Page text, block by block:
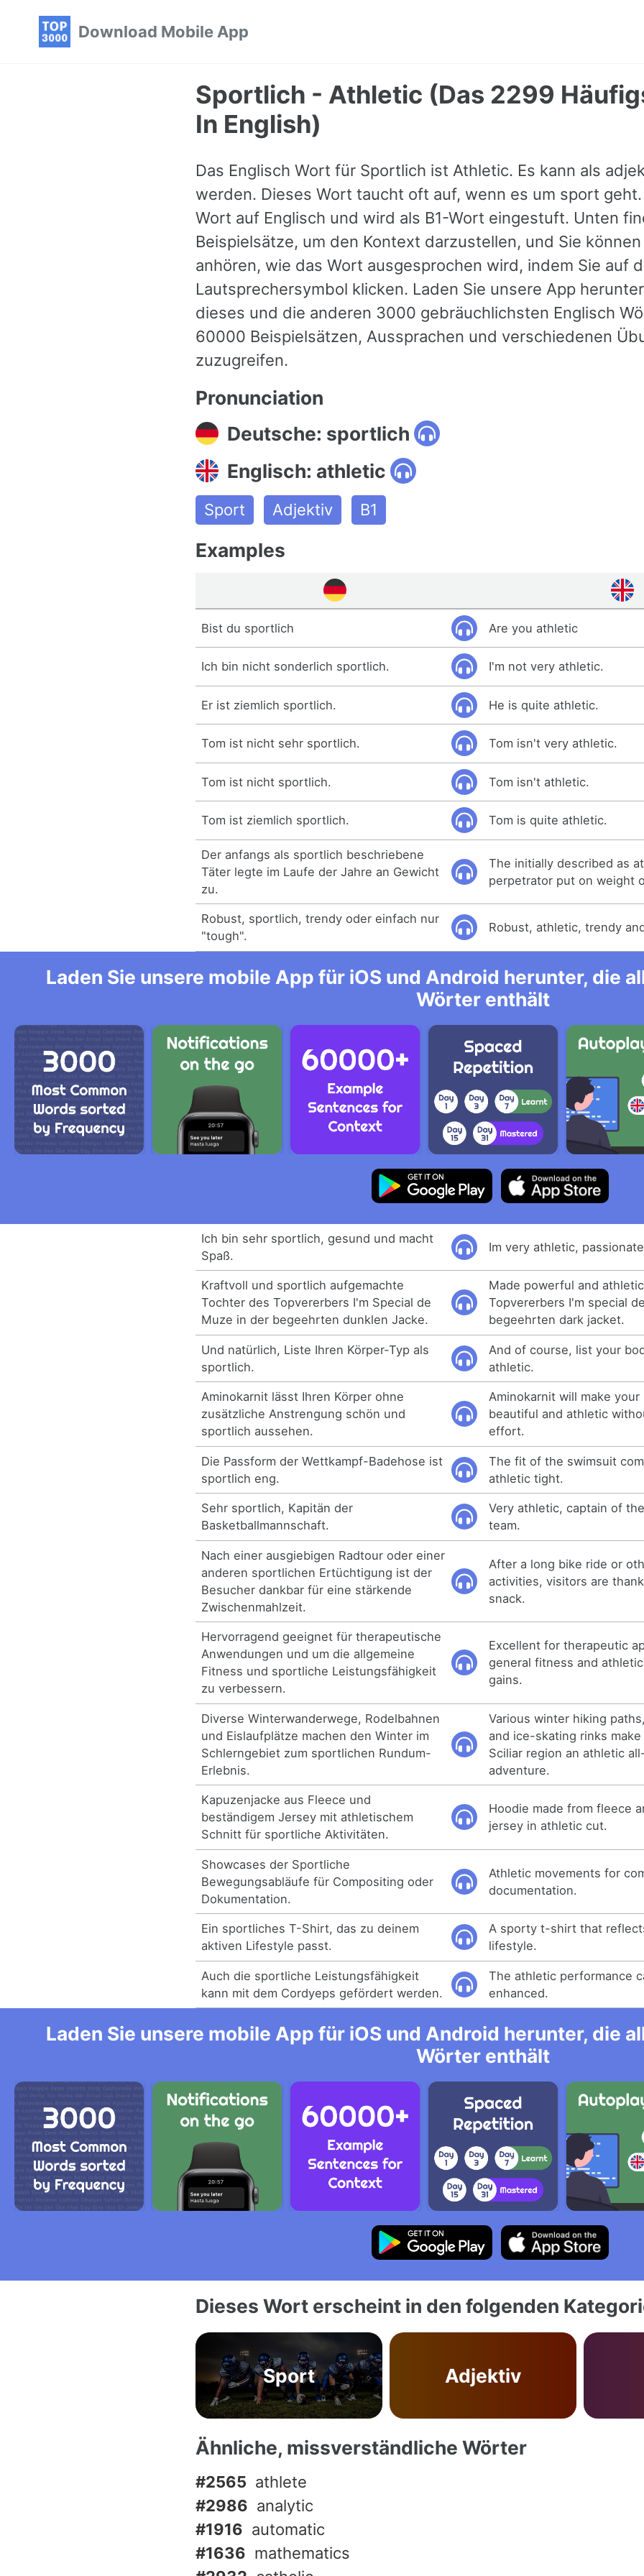
Download Mobile App
Sportlich - Athletic (Das 2299
In English)
Das Englisch Wort für Sportlich ist Athletic. Es kann als
werden. Dieses Wort taucht oft auf, wenn es um sport
Wort auf Englisch und wird als B1-Wort eingestuft. Unten
Beispielsätze, um den Kontext darzustellen, und Sie
anhören, wie das Wort ausgesprochen wird, indem Sie auf
Lautsprechersymbol klicken. Laden Sie unsere App
dieses und die anderen 3000 gebräuchlichsten Englisch
60000 Beispielsätzen, Aussprachen und verschiedenen
zuzugreifen.
Pronunciation
Deutsche: sportlich
Englisch: athletic
Sport Adjektiv B1
Examples
Bist du sportlich Are you athletic
Ich bin nicht sonderlich sportlich. I'm not very athletic.
Er ist ziemlich sportlich. He is quite athletic.
Tom ist nicht sehr sportlich. Tom isn't very athletic.
Tom ist nicht sportlich. Tom isn't athletic.
Tom ist ziemlich sportlich. Tom is quite athletic.
Der anfangs als sportlich beschriebene
Täter legte im Laufe der Jahre an Gewicht
zu.
The initially described as
perpetrator put on weight
Robust, sportlich, trendy oder einfach nur
"tough".
Robust, athletic, trendy
Laden Sie unsere mobile App für iOS und Android herunter, die
Wörter enthält
Ich bin sehr sportlich, gesund und macht
Spaß.
Im very athletic,
Kraftvoll und sportlich aufgemachte
Tochter des Topvererbers I'm Special de
Muze in der begeehrten dunklen Jacke.
Made powerful and
Topvererbers I'm special
begeehrten dark jacket.
Und natürlich, Liste Ihren Körper-Typ als
sportlich.
And of course, list your
athletic.
Aminokarnit lässt Ihren Körper ohne
zusätzliche Anstrengung schön und
sportlich aussehen.
Aminokarnit will make
beautiful and athletic
effort.
Die Passform der Wettkampf-Badehose ist
sportlich eng.
The fit of the swimsuit
athletic tight.
Sehr sportlich, Kapitän der
Basketballmannschaft.
Very athletic, captain of
team.
Nach einer ausgiebigen Radtour oder einer
anderen sportlichen Ertüchtigung ist der
Besucher dankbar für eine stärkende
Zwischenmahlzeit.
After a long bike ride or
activities, visitors are
snack.
Hervorragend geeignet für therapeutische
Anwendungen und um die allgemeine
Fitness und sportliche Leistungsfähigkeit
zu verbessern.
Excellent for therapeutic
general fitness and
gains.
Diverse Winterwanderwege, Rodelbahnen
und Eislaufplätze machen den Winter im
Schlerngebiet zum sportlichen Rundum-
Erlebnis.
Various winter hiking
and ice-skating rinks
Sciliar region an athletic
adventure.
Kapuzenjacke aus Fleece und
beständigem Jersey mit athletischem
Schnitt für sportliche Aktivitäten.
Hoodie made from fleece
jersey in athletic cut.
Showcases der Sportliche
Bewegungsabläufe für Compositing oder
Dokumentation.
Athletic movements for
documentation.
Ein sportliches T-Shirt, das zu deinem
aktiven Lifestyle passt.
A sporty t-shirt that
lifestyle.
Auch die sportliche Leistungsfähigkeit
kann mit dem Cordyeps gefördert werden.
The athletic performance
enhanced.
Laden Sie unsere mobile App für iOS und Android herunter, die
Wörter enthält
Dieses Wort erscheint in den folgenden
Sport Adjektiv
Ähnliche, missverständliche Wörter
#2565 athlete
#2986 analytic
#1916 automatic
#1636 mathematics